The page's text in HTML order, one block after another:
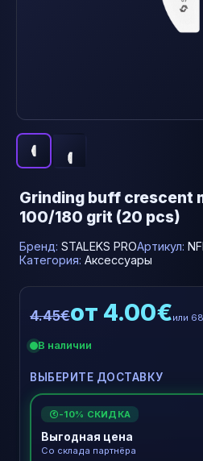
Grinding buff crescent
100/180 grit (20 pcs)
Бренд: STALEKS PROАртикул:
Категория: Аксессуары
4.45€от 4.00€или
В наличии
ВЫБЕРИТЕ ДОСТАВКУ
€ -10% СКИДКА
Выгодная цена
Со склада партнёра